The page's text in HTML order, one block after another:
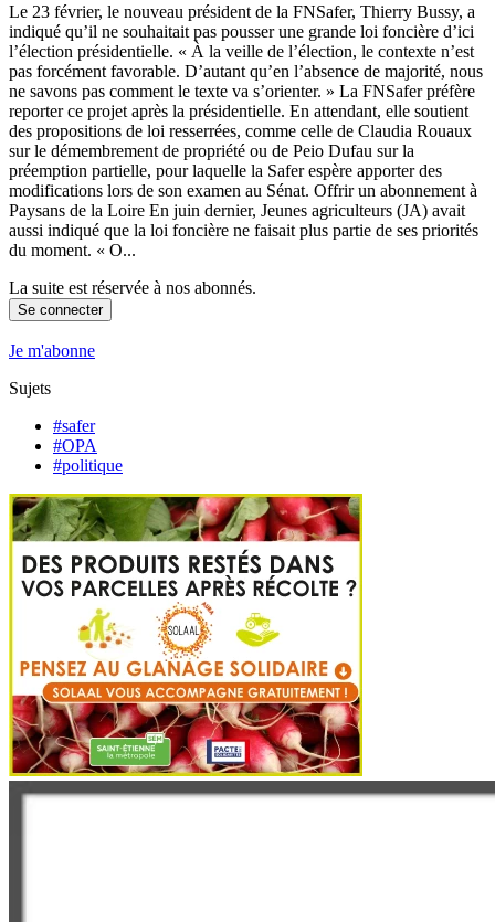
Le 23 février, le nouveau président de la FNSafer, Thierry Bussy, a
indiqué qu’il ne souhaitait pas pousser une grande loi foncière d’ici
l’élection présidentielle. « À la veille de l’élection, le contexte n’est
pas forcément favorable. D’autant qu’en l’absence de majorité, nous
ne savons pas comment le texte va s’orienter. » La FNSafer préfère
reporter ce projet après la présidentielle. En attendant, elle soutient
des propositions de loi resserrées, comme celle de Claudia Rouaux
sur le démembrement de propriété ou de Peio Dufau sur la
préemption partielle, pour laquelle la Safer espère apporter des
modifications lors de son examen au Sénat. Offrir un abonnement à
Paysans de la Loire En juin dernier, Jeunes agriculteurs (JA) avait
aussi indiqué que la loi foncière ne faisait plus partie de ses priorités
du moment. « O...
La suite est réservée à nos abonnés.
Se connecter
Je m'abonne
Sujets
#safer
#OPA
#politique